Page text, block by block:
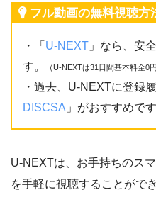
フル動画の無料視聴方
・「 U-NEXT 」なら、安
す。
（U-NEXTは31日間基本料金0
・過去、U-NEXTに登録
DISCSA 」がおすすめです
U-NEXTは、お手持ちのス
を手軽に視聴することがで